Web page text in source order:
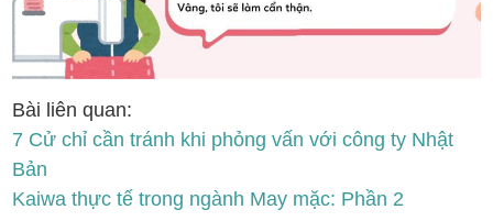
Bài liên quan:
7 Cử chỉ cần tránh khi phỏng vấn với công ty Nhật
Bản
Kaiwa thực tế trong ngành May mặc: Phần 2